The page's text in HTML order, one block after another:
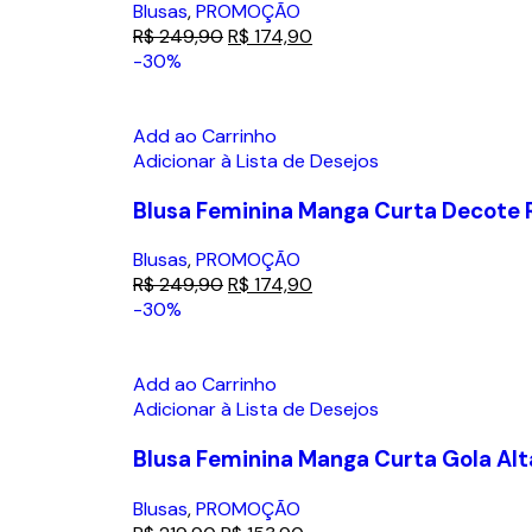
Blusas,PROMOÇÃO
R$249,90R$ 174,90
-30%
Add ao Carrinho
Adicionar à Lista de Desejos
Blusa Feminina Manga Curta Decote
Blusas,PROMOÇÃO
R$249,90R$ 174,90
-30%
Add ao Carrinho
Adicionar à Lista de Desejos
Blusa Feminina Manga Curta Gola
Blusas,PROMOÇÃO